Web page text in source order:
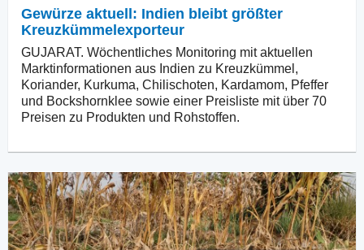
Gewürze aktuell: Indien bleibt größter
Kreuzkümmelexporteur
GUJARAT. Wöchentliches Monitoring mit aktuellen
Marktinformationen aus Indien zu Kreuzkümmel,
Koriander, Kurkuma, Chilischoten, Kardamom, Pfeffer
und Bockshornklee sowie einer Preisliste mit über 70
Preisen zu Produkten und Rohstoffen.